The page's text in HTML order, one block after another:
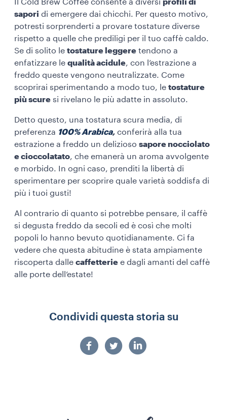
Il Cold Brew Coffee consente a diversi profili di
sapori di emergere dai chicchi. Per questo motivo,
potresti sorprenderti a provare tostature diverse
rispetto a quelle che prediligi per il tuo caffè caldo.
Se di solito le tostature leggere tendono a
enfatizzare le qualità acidule, con l’estrazione a
freddo queste vengono neutralizzate. Come
scoprirai sperimentando a modo tuo, le tostature
più scure si rivelano le più adatte in assoluto.
Detto questo, una tostatura scura media, di
preferenza 100% Arabica, conferirà alla tua
estrazione a freddo un delizioso sapore nocciolato
e cioccolatato, che emanerà un aroma avvolgente
e morbido. In ogni caso, prenditi la libertà di
sperimentare per scoprire quale varietà soddisfa di
più i tuoi gusti!
Al contrario di quanto si potrebbe pensare, il caffè
si degusta freddo da secoli ed è così che molti
popoli lo hanno bevuto quotidianamente. Ci fa
vedere che questa abitudine è stata ampiamente
riscoperta dalle caffetterie e dagli amanti del caffè
alle porte dell’estate!
Condividi questa storia su